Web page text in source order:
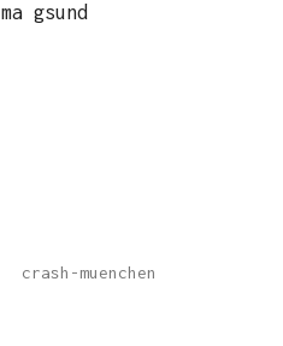
gsund
crash-muenchen